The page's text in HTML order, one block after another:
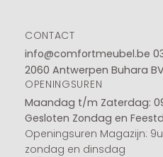
CONTACT
info@comfortmeubel.be
2060 Antwerpen Buhara
OPENINGSUREN
Maandag t/m Zaterdag:
Gesloten Zondag en
Openingsuren Magazijn:
zondag en dinsdag